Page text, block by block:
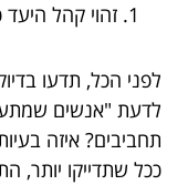
זהוי קהל
לפני הכל, תדעו
לדעת "אנשים
תחביבים? איזה
ככל שתדייקו יותר,